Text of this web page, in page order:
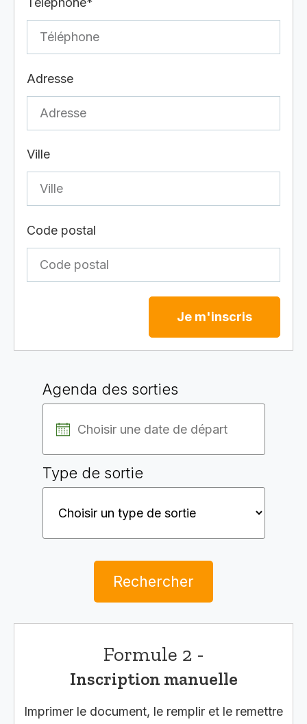
Adresse
Ville
Code postal
Je m'inscris
Agenda des sorties
Type de sortie
Rechercher
Formule 2 -
Inscription manuelle
Imprimer le document, le remplir et le remettre